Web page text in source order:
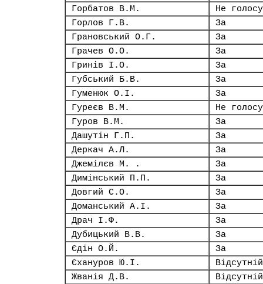
Горбатов В.М.
Не
Горлов Г.В.
За
Грановський О.Г.
За
Грачев О.О.
За
Гринів І.О.
За
Губський Б.В.
За
Гуменюк О.І.
За
Гуреєв В.М.
Не
Гуров В.М.
За
Дашутін Г.П.
За
Деркач А.Л.
За
Джемілєв М. .
За
Димінський П.П.
За
Довгий С.О.
За
Доманський А.І.
За
Драч І.Ф.
За
Дубицький В.В.
За
Єдін О.Й.
За
Єхануров Ю.І.
Відсутній
Жванія Д.В.
Відсутній